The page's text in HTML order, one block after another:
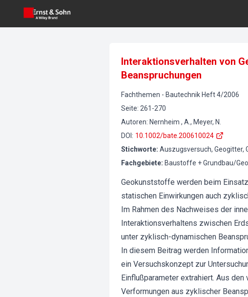
Interaktionsverhalten von
Beanspruchungen
Fachthemen - Bautechnik Heft4/2006
Seite: 261-270
Autoren: Nernheim , A., Meyer, N.
DOI : 10.1002/bate.200610024
Stichworte: Auszugsversuch, Geogitter,
Fachgebiete: Baustoffe + Grundbau/
Geokunststoffe werden beim
statischen Einwirkungen auch
Im Rahmen des Nachweises der
Interaktionsverhaltens zwischen
unter zyklisch-dynamischen
In diesem Beitrag werden
ein Versuchskonzept zur
Einflußparameter extrahiert. Aus
Verformungen aus zyklischer